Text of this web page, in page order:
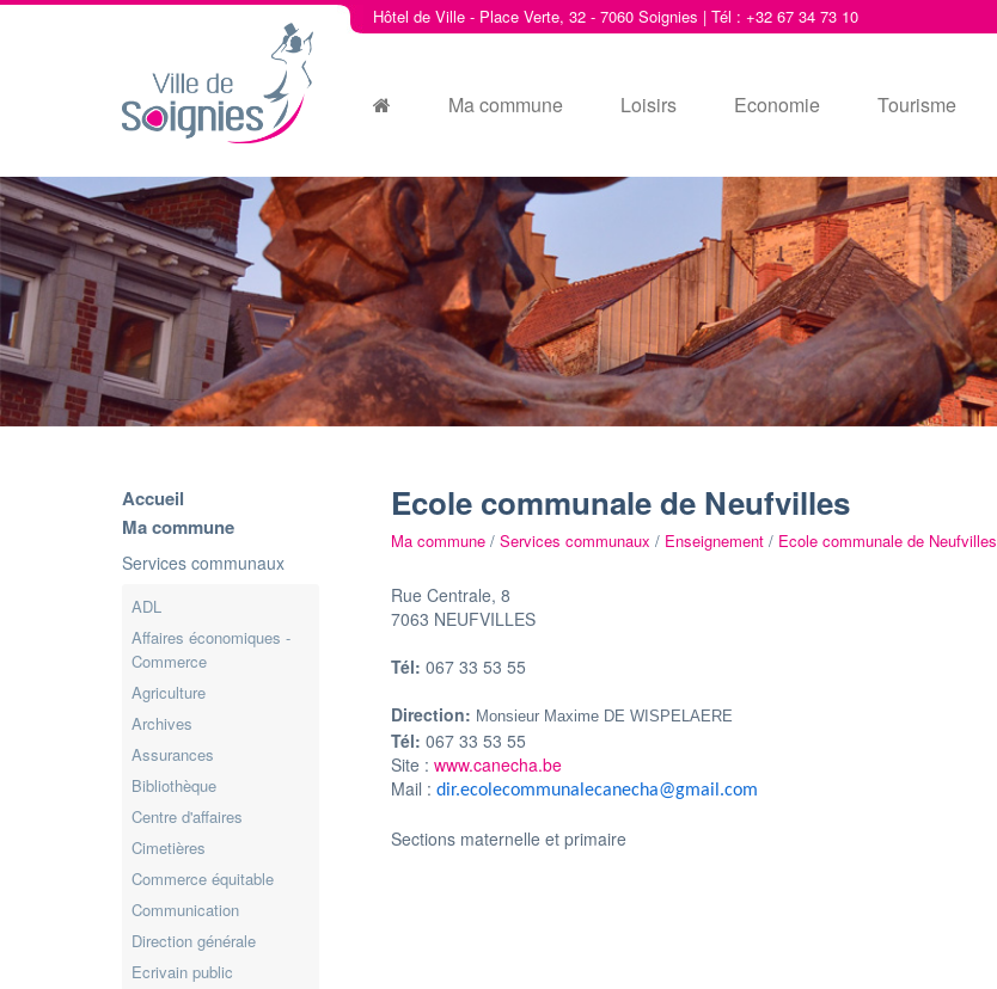
Hôtel de Ville - Place Verte, 32 - 7060 Soignies | Tél : +32 67 34 73 10
Ma commune Loisirs Economie Tourisme
Accueil
Ma commune
Services communaux
ADL
Affaires économiques -
Commerce
Agriculture
Archives
Assurances
Bibliothèque
Centre d'affaires
Cimetières
Commerce équitable
Communication
Direction générale
Ecrivain public
Ecole communale de Neufvilles
Ma commune / Services communaux / Enseignement / Ecole communale de Neufvilles
Rue Centrale, 8
7063 NEUFVILLES
Tél: 067 33 53 55
Direction: Monsieur Maxime DE WISPELAERE
Tél: 067 33 53 55
Site : www.canecha.be
Mail : dir.ecolecommunalecanecha@gmail.com
Sections maternelle et primaire